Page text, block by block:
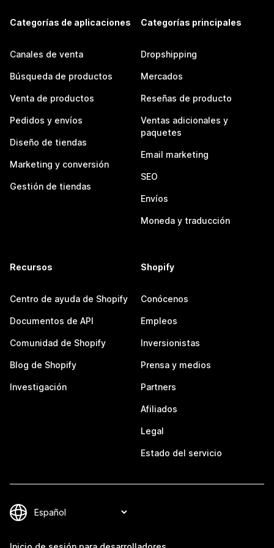
Categorías de aplicaciones
Canales de venta
Búsqueda de productos
Venta de productos
Pedidos y envíos
Diseño de tiendas
Marketing y conversión
Gestión de tiendas
Categorías principales
Dropshipping
Mercados
Reseñas de producto
Ventas adicionales y
paquetes
Email marketing
SEO
Envíos
Moneda y traducción
Recursos
Centro de ayuda de Shopify
Documentos de API
Comunidad de Shopify
Blog de Shopify
Investigación
Shopify
Conócenos
Empleos
Inversionistas
Prensa y medios
Partners
Afiliados
Legal
Estado del servicio